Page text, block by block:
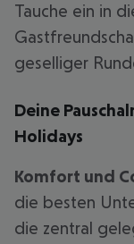
Tauche ein in
geselliger
Deine
Holidays
Komfort und
die besten
die zentral